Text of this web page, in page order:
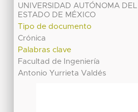
UNIVERSIDAD AUTÓNOMA DEL
ESTADO DE MÉXICO
Tipo de documento
Crónica
Palabras clave
Facultad de Ingeniería
Antonio Yurrieta Valdés